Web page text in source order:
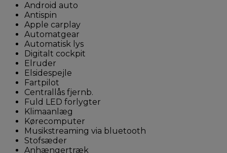
Android auto
Antispin
Apple carplay
Automatgear
Automatisk lys
Digitalt cockpit
Elruder
Elsidespejle
Fartpilot
Centrallås fjernb.
Fuld LED forlygter
Klimaanlæg
Kørecomputer
Musikstreaming via bluetooth
Stofsæder
Anhængertræk